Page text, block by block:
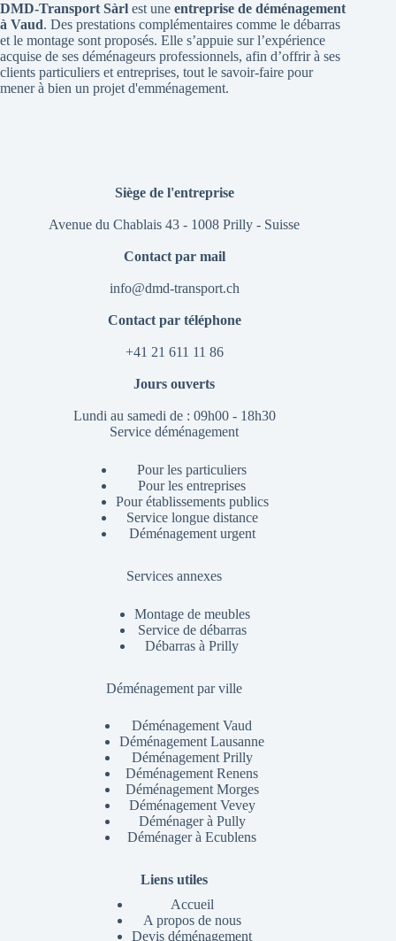
DMD-Transport Sàrl est une entreprise de déménagement
à Vaud. Des prestations complémentaires comme le débarras
et le montage sont proposés. Elle s’appuie sur l’expérience
acquise de ses déménageurs professionnels, afin d’offrir à ses
clients particuliers et entreprises, tout le savoir-faire pour
mener à bien un projet d'emménagement.
Siège de l'entreprise
Avenue du Chablais 43 - 1008 Prilly - Suisse
Contact par mail
info@dmd-transport.ch
Contact par téléphone
+41 21 611 11 86
Jours ouverts
Lundi au samedi de : 09h00 - 18h30
Service déménagement
Pour les particuliers
Pour les entreprises
Pour établissements publics
Service longue distance
Déménagement urgent
Services annexes
Montage de meubles
Service de débarras
Débarras à Prilly
Déménagement par ville
Déménagement Vaud
Déménagement Lausanne
Déménagement Prilly
Déménagement Renens
Déménagement Morges
Déménagement Vevey
Déménager à Pully
Déménager à Ecublens
Liens utiles
Accueil
A propos de nous
Devis déménagement